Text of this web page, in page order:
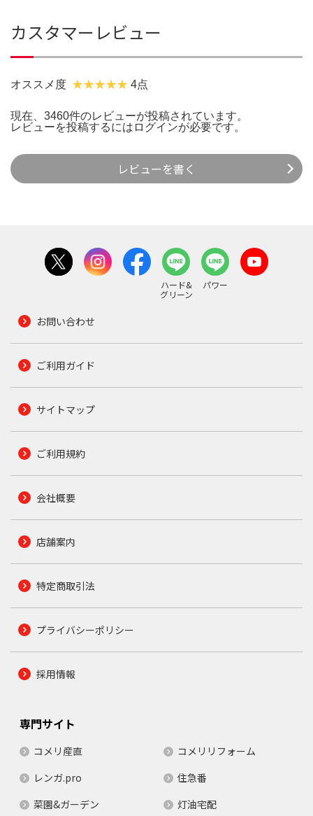
カスタマーレビュー
オススメ度 4点
現在、3460件のレビューが投稿されています。
レビューを投稿するには ログインが必要です。
レビューを書く
ハード&
グリーン
パワー
お問い合わせ
ご利用ガイド
サイトマップ
ご利用規約
会社概要
店舗案内
特定商取引法
プライバシーポリシー
採用情報
専門サイト
コメリ産直
コメリリフォーム
レンガ.pro
住急番
菜園&ガーデン
灯油宅配